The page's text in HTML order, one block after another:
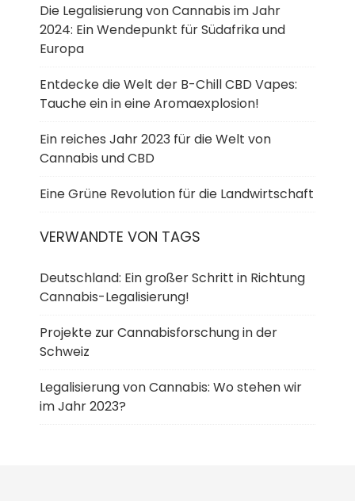
Die Legalisierung von Cannabis im Jahr
2024: Ein Wendepunkt für Südafrika und
Europa
Entdecke die Welt der B-Chill CBD Vapes:
Tauche ein in eine Aromaexplosion!
Ein reiches Jahr 2023 für die Welt von
Cannabis und CBD
Eine Grüne Revolution für die Landwirtschaft
VERWANDTE VON TAGS
Deutschland: Ein großer Schritt in Richtung
Cannabis-Legalisierung!
Projekte zur Cannabisforschung in der
Schweiz
Legalisierung von Cannabis: Wo stehen wir
im Jahr 2023?